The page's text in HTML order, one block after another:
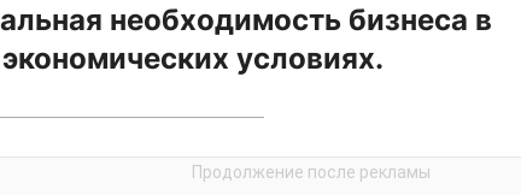
необходимость бизнеса в
условиях.